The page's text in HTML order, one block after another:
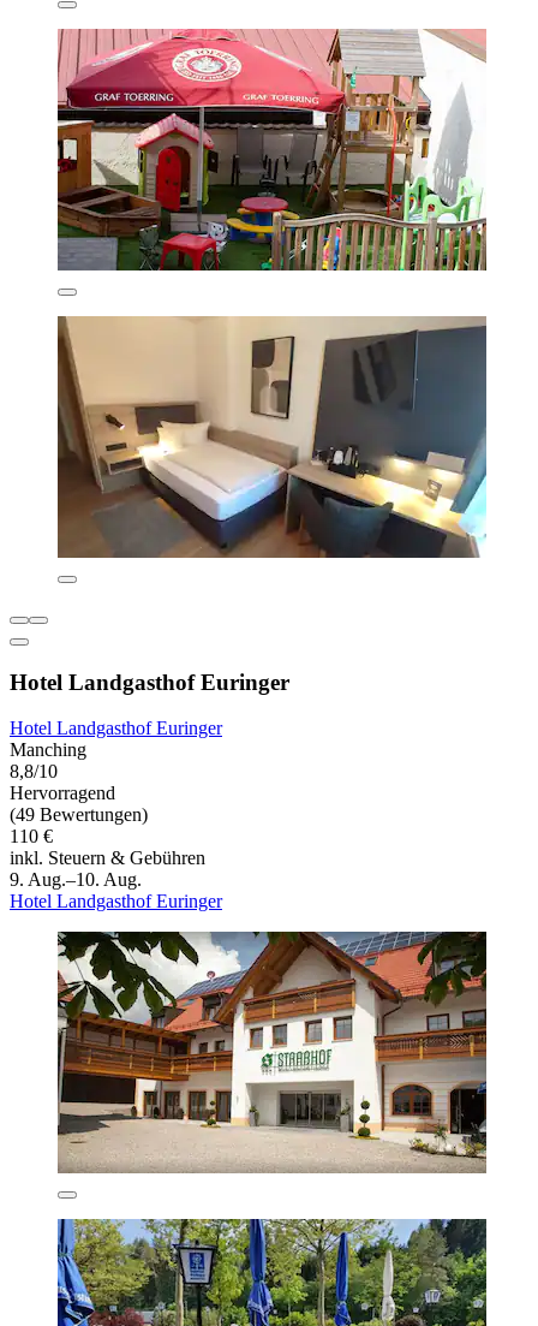
Hotel Landgasthof Euringer
Hotel Landgasthof Euringer
Manching
8,8/10
Hervorragend
(49 Bewertungen)
110 €
inkl. Steuern & Gebühren
9. Aug.–10. Aug.
Hotel Landgasthof Euringer